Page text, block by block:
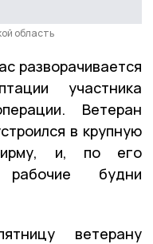
область
разворачивается
участника
Ветеран
в крупную
фирму, и, по его
рабочие будни
ветерану